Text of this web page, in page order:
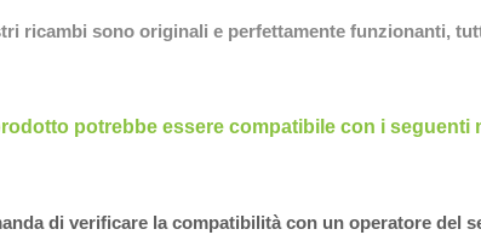
ricambi sono originali e perfettamente funzionanti,
potrebbe essere compatibile con i seguenti
di verificare la compatibilità con un operatore del